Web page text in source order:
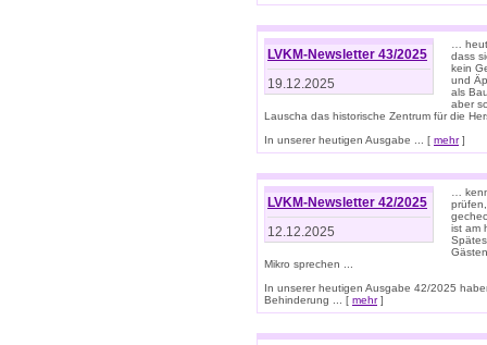
LVKM-Newsletter 43/2025
19.12.2025
…
dass
kein
und
als
aber
Lauscha das historische Zentrum für die
In unserer heutigen Ausgabe ... [ mehr]
LVKM-Newsletter 42/2025
12.12.2025
…
ist am
Mikro sprechen ...
In unserer heutigen Ausgabe 42/2025
Behinderung ... [ mehr]